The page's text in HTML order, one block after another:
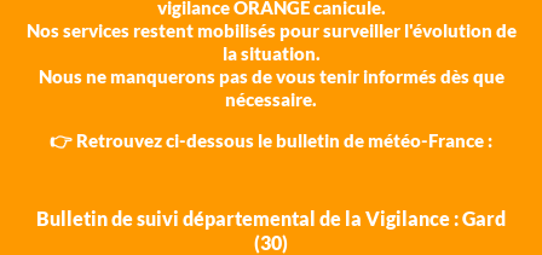
vigilance ORANGE canicule.
Nos services restent mobilisés pour surveiller l'évolution de
la situation.
Nous ne manquerons pas de vous tenir informés dès que
nécessaire.
👉 Retrouvez ci-dessous le bulletin de météo-France :
Bulletin de suivi départemental de la Vigilance : Gard
(30)